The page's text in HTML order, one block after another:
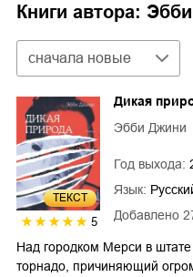
Книги автора:
Сортировка
сначала новые
ТЕКСТ
5 Добавлено
Дикая
Эбби Джини
Год выхода:
Язык:
Над городком Мерси в
торнадо, причиняющий